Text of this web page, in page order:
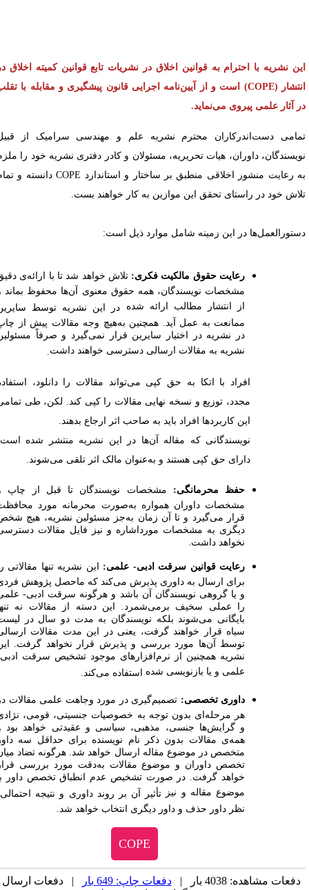
نشریه با احترام به قوانین اخلاق در نشریات تابع قوانین کمیته اخلاق در
انتشار (COPE) است و از آیین‌نامه اجرایی قانون پیشگیری و مقابله با تقلب
آثار علمی پیروی می‌نماید.
دست‌اندرکاران محترم نشریه علم و مهندسی سرامیک از قبیل
داوران، هیات تحریریه، مسئولان و کادر دفتری نشریه خود را ملزم
رعایت منشور اخلاقی منطبق بر ساختار و استانداردCOPEدانسته و تمام
خود در راستای تحقق این موازین به‌ کار خواهند بست.
در این زمینه شامل موارد ذیل است:
رعایت حقوق مالکیت فکری:تلاش خواهد شد تا با ارائه‌ی دقیق
مشخصات نویسندگان، همه حقوق معنوی آن‌ها محفوظ بماند و
از انتشار مطالب ارائه شدهدر این نشریه توسط سایرین
ممانعت به‌ عمل آید. همچنین به‌هیچ وجه مقالات پیش از چاپ
در نشریه در اختیار سایرین قرار نمی‌گیرد و صرفاً مسئولین
نشریه به مقالات ارسالی دسترسی خواهند داشت.
افراد با اتکا به حق کپی می‌تواند مقالات را دانلود، استفاده
مجدد، توزیع و نسخه نهایی مقالات را کپی کند. لکن، طی تمامی
این کاربردها افراد باید به صاحب اثر ارجاع بدهند.
نویسندگانی که مقاله آن‌ها در این نشریه منتشر شده است،
دارای حق کپی هستند و به‌عنوان مالک اثر تلقی می‌شوند.
حفظ محرمانگی: مشخصات نویسندگان تا قبل از چاپ و
مشخصات داوران همواره به‌صورت محرمانه مورد محافظت
قرار می‌گیرد و تا آن زمان به‌جز مسئولین نشریه، هیچ شخص
دیگری به مشخصات مورد‌اشاره و نیز فایل مقالات دسترسی
نخواهد داشت.
رعایت قوانین سرقت ادبی- علمی: این نشریه تنها مقالاتی را
برای ارسال به داوری پذیرش می‌کند که ماحصل پژوهش فردی
و یا گروهی نویسندگان آن باشد و هرگونه سرقت ادبی- علمی
را عملی سخیف برمی‌شمرد. این دسته از مقالات نه تنها
بایگانی می‌شوند بلکه نویسندگان به مدت دو سال در لیست
سیاه قرار خواهند گرفت، یعنی در این مدت مقالات ارسالی
توسط آن‌ها مورد بررسی و پذیرش قرار نخواهد گرفت. این
نشریه همچنین از نرم‌افزارهای موجود تشخیص سرقت ادبی-
علمی و یا بازنویسی شده استفاده می‌کند.
داوری تخصصی: تصمیم‌گیری در مورد وجاهت علمی مقالات در
هر مرحله‌ای بدون توجه به خصوصیات جنسیتی، قومی، نژادی
و گرایش‌ها جنسی، مذهبی، سیاسی و عقیدتی خواهد بود و
همه‌ی مقالات بدون ذکر نام نویسنده برای حداقل سه داور
متخصص در موضوع مقاله ارسال خواهد شد. هرگونه تضاد میان
تخصص داوران و موضوع مقالات به‌دقت مورد بررسی قرار
خواهد گرفت. در صورت تشخیص عدم انطباق تخصص داور با
موضوع مقاله و نیزتأثیرآن بر روند داوری و نتیجه احتمالی،
نظر داور حذف و داور دیگری انتخاب خواهد شد.
COPE
دفعات مشاهده: 4038 بار | دفعات چاپ: 649 بار
| دفعات ارسال